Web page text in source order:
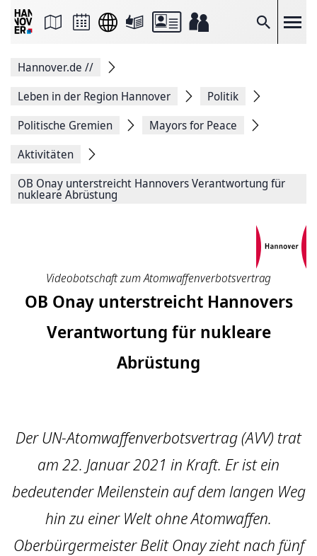
Suche
Seite
Facebook
teilen
Seitenlink
Seite
Hannover.de //
Leben in der Region Hannover
Politik
Politische Gremien
Mayors for Peace
Aktivitäten
OB Onay unterstreicht Hannovers Verantwortung für
nukleare Abrüstung
Videobotschaft zum Atomwaffenverbotsvertrag
OB Onay unterstreicht Hannovers
Verantwortung für nukleare
Abrüstung
Der UN-Atomwaffenverbotsvertrag (AVV) trat
am 22. Januar 2021 in Kraft. Er ist ein
bedeutender Meilenstein auf dem langen Weg
hin zu einer Welt ohne Atomwaffen.
Oberbürgermeister Belit Onay zieht nach fünf